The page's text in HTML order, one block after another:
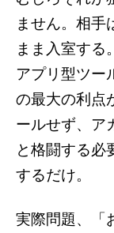
ません。相手
まま入室する
アプリ型ツー
の最大の利点
ールせず、ア
と格闘する必
するだけ。
実際問題、「